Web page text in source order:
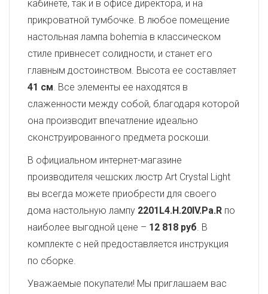
кабинете, так и в офисе директора, и на
прикроватной тумбочке. В любое помещение
настольная лампа bohemia в классическом
стиле привнесет солидности, и станет его
главным достоинством. Высота ее составляет
41 см. Все элементы ее находятся в
слаженности между собой, благодаря которой
она производит впечатление идеально
сконструированного предмета роскоши.
В официальном интернет-магазине
производителя чешских люстр Art Crystal Light
вы всегда можете приобрести для своего
дома настольную лампу 2201L4.H.20IV.Pa.R по
наиболее выгодной цене – 12 818 руб. В
комплекте с ней предоставляется инструкция
по сборке.
Уважаемые покупатели! Мы приглашаем вас